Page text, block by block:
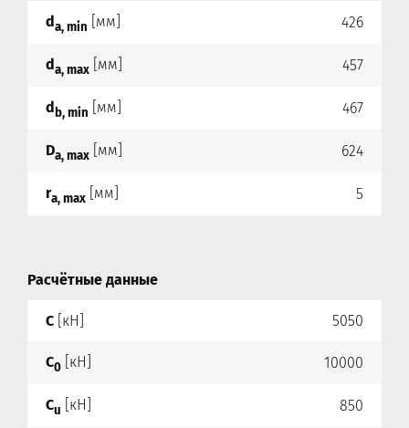
da, min [мм] 426
da, max [мм] 457
db, min [мм] 467
Da, max [мм] 624
ra, max [мм] 5
Расчётные данные
C [кН] 5050
C0 [кН] 10000
Cu [кН] 850